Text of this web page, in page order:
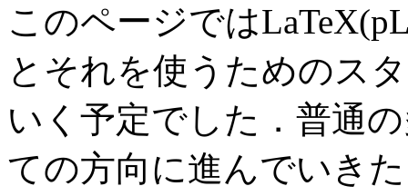
このページでは
とそれを使うためのス
いく予定でした．普通
ての方向に進んでいき